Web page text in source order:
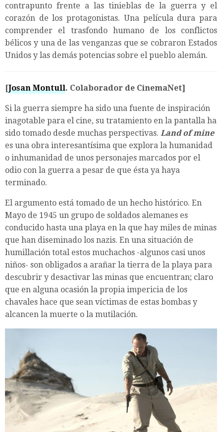
contrapunto frente a las tinieblas de la guerra y el
corazón de los protagonistas. Una película dura para
comprender el trasfondo humano de los conflictos
bélicos y una de las venganzas que se cobraron Estados
Unidos y las demás potencias sobre el pueblo alemán.
[Josan Montull. Colaborador de CinemaNet]
Si la guerra siempre ha sido una fuente de inspiración
inagotable para el cine, su tratamiento en la pantalla ha
sido tomado desde muchas perspectivas. Land of mine
es una obra interesantísima que explora la humanidad
o inhumanidad de unos personajes marcados por el
odio con la guerra a pesar de que ésta ya haya
terminado.
El argumento está tomado de un hecho histórico. En
Mayo de 1945 un grupo de soldados alemanes es
conducido hasta una playa en la que hay miles de minas
que han diseminado los nazis. En una situación de
humillación total estos muchachos -algunos casi unos
niños- son obligados a arañar la tierra de la playa para
descubrir y desactivar las minas que encuentran; claro
que en alguna ocasión la propia impericia de los
chavales hace que sean víctimas de estas bombas y
alcancen la muerte o la mutilación.